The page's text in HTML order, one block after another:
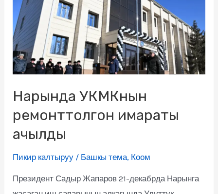
Нарында УКМКнын
ремонттолгон имараты
ачылды
Пикир калтыруу / Башкы тема, Коом
Президент Садыр Жапаров 21-декабрда Нарынга